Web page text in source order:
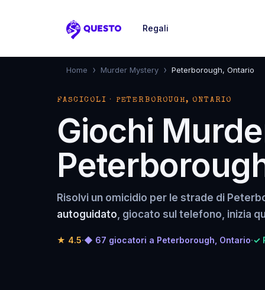
Questo
Regali
Home › Murder Mystery › Peterborough, Ontario
FASCICOLI · PETERBOROUGH, ONTARIO
Giochi
Risolvi un omicidio per le strade di
autoguidato, giocato sul telefono, inizia
★ 4.5·◆ 67 giocatori a Peterborough, Ontario·✓